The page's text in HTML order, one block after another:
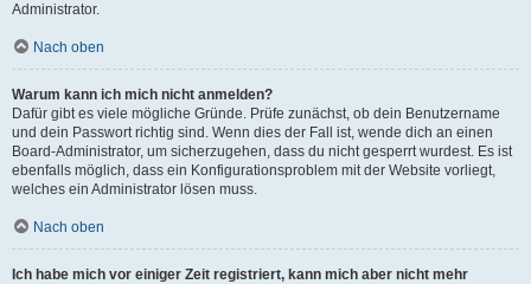
Administrator.
Nach oben
Warum kann ich mich nicht anmelden?
Dafür gibt es viele mögliche Gründe. Prüfe zunächst, ob dein Benutzername
und dein Passwort richtig sind. Wenn dies der Fall ist, wende dich an einen
Board-Administrator, um sicherzugehen, dass du nicht gesperrt wurdest. Es ist
ebenfalls möglich, dass ein Konfigurationsproblem mit der Website vorliegt,
welches ein Administrator lösen muss.
Nach oben
Ich habe mich vor einiger Zeit registriert, kann mich aber nicht mehr